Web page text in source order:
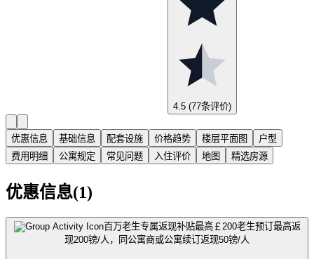
4.5 (77条评价)
优惠信息 基础信息 配套设施 价格趋势 楼层平面图
户型
费用明细
公寓规定 常见问题 入住评价 地图 精选房源
优惠信息(1)
百万老生专属返现补贴最高￡200老生预订最高返
现200镑/人，同公寓商或公寓续订返现50镑/人